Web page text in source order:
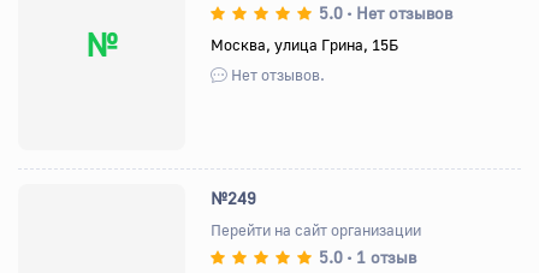
№
5.0 • Нет отзывов
Москва, улица Грина, 15Б
Нет отзывов.
№249
Перейти на сайт организации
5.0 • 1 отзыв